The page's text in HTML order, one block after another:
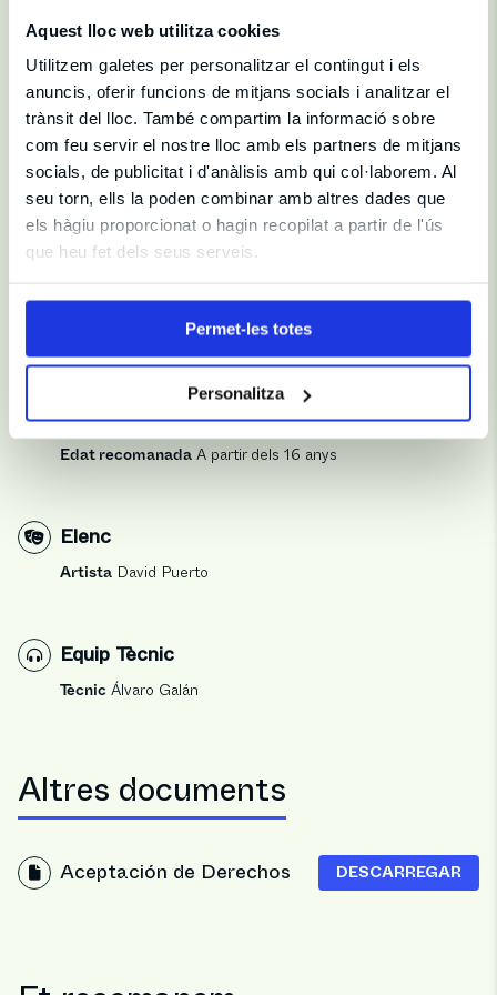
Aquest lloc web utilitza cookies
Utilitzem galetes per personalitzar el contingut i els
anuncis, oferir funcions de mitjans socials i analitzar el
trànsit del lloc. També compartim la informació sobre
com feu servir el nostre lloc amb els partners de mitjans
socials, de publicitat i d'anàlisis amb qui col·laborem. Al
seu torn, ells la poden combinar amb altres dades que
els hàgiu proporcionat o hagin recopilat a partir de l'ús
que heu fet dels seus serveis.
Permet-les totes
Personalitza
Galeria
Fitxa artística
Direcció i Producció
Teatre Borràs
Idioma Castellà
Edat recomanada A partir dels 16 anys
Elenc
Artista David Puerto
Equip Tècnic
Tècnic Álvaro Galán
Altres documents
Aceptación de Derechos DESCARREGAR